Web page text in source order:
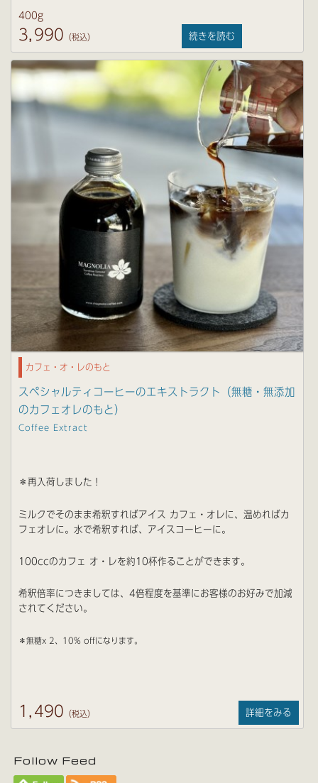
400g
3,990 （税込） 続きを読む
カフェ・オ・レのもと
スペシャルティコーヒーのエキストラクト（無糖・無添加
のカフェオレのもと）
Coffee Extract
＊再入荷しました！
ミルクでそのまま希釈すればアイス カフェ・オレに、温めればカ
フェオレに。水で希釈すれば、アイスコーヒーに。
100ccのカフェ オ・レを約10杯作ることができます。
希釈倍率につきましては、4倍程度を基準にお客様のお好みで加減
されてください。
＊無糖x 2、10% offになります。
1,490 （税込） 詳細をみる
Follow Feed